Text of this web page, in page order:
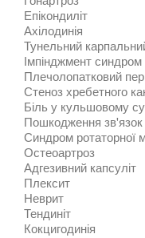
Епікондиліт
Ахілодинія
Тунельний
Імпінджмент синдром
Плечолопатковий
Стеноз хребетного
Біль у кульшовому
Пошкодження зв'язок
Синдром ротаторної
Остеоартроз
Адгезивний капсуліт
Плексит
Неврит
Тендиніт
Кокцигодинія